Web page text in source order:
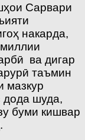
Сарвари
накарда,
ва дигар
таъмин
мазкур
дода шуда,
буми кишвар